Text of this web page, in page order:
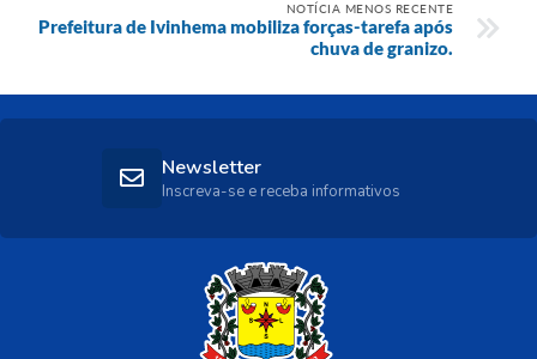
NOTÍCIA MENOS RECENTE
Prefeitura de Ivinhema mobiliza forças-tarefa após
chuva de granizo.
Newsletter
Inscreva-se e receba informativos